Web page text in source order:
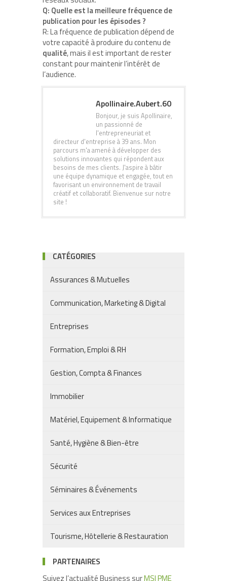
Q: Quelle est la meilleure fréquence de
publication pour les épisodes ?
R: La fréquence de publication dépend de
votre capacité à produire du contenu de
qualité, mais il est important de rester
constant pour maintenir l’intérêt de
l’audience.
Apollinaire.Aubert.60
Bonjour, je suis Apollinaire,
un passionné de
l'entrepreneuriat et
directeur d'entreprise à 39 ans. Mon
parcours m'a amené à développer des
solutions innovantes qui répondent aux
besoins de mes clients. J'aspire à bâtir
une équipe dynamique et engagée, tout en
favorisant un environnement de travail
créatif et collaboratif. Bienvenue sur notre
site !
CATÉGORIES
Assurances & Mutuelles
Communication, Marketing & Digital
Entreprises
Formation, Emploi & RH
Gestion, Compta & Finances
Immobilier
Matériel, Equipement & Informatique
Santé, Hygiène & Bien-être
Sécurité
Séminaires & Événements
Services aux Entreprises
Tourisme, Hôtellerie & Restauration
PARTENAIRES
Suivez l’actualité Business surMSI PME